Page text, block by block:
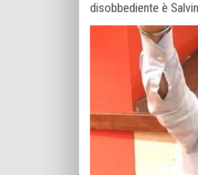
disobbediente è